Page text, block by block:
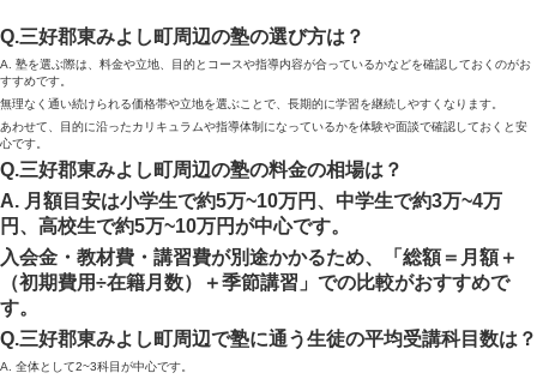
Q.三好郡東みよし町周辺の塾の選び方は？
A. 塾を選ぶ際は、料金や立地、目的とコースや指導内容が合っているかなどを確認しておくのがお
すすめです。
無理なく通い続けられる価格帯や立地を選ぶことで、長期的に学習を継続しやすくなります。
あわせて、目的に沿ったカリキュラムや指導体制になっているかを体験や面談で確認しておくと安
心です。
Q.三好郡東みよし町周辺の塾の料金の相場は？
A. 月額目安は小学生で約5万~10万円、中学生で約3万~4万
円、高校生で約5万~10万円が中心です。
入会金・教材費・講習費が別途かかるため、「総額＝月額＋
（初期費用÷在籍月数）＋季節講習」での比較がおすすめで
す。
Q.三好郡東みよし町周辺で塾に通う生徒の平均受講科目数は？
A. 全体として2~3科目が中心です。